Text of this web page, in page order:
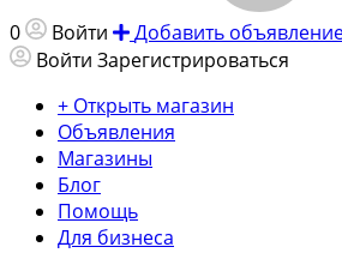
0 Войти
Добавить
Войти Зарегистрироваться
+ Открыть магазин
Объявления
Магазины
Блог
Помощь
Для бизнеса